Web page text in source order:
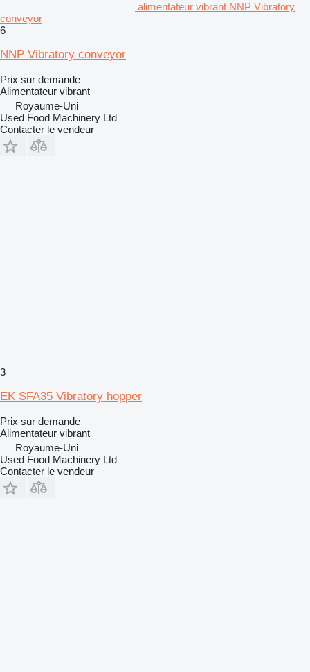
alimentateur vibrant NNP Vibratory
conveyor
6
NNP Vibratory conveyor
Prix sur demande
Alimentateur vibrant
Royaume-Uni
Used Food Machinery Ltd
Contacter le vendeur
3
EK SFA35 Vibratory hopper
Prix sur demande
Alimentateur vibrant
Royaume-Uni
Used Food Machinery Ltd
Contacter le vendeur